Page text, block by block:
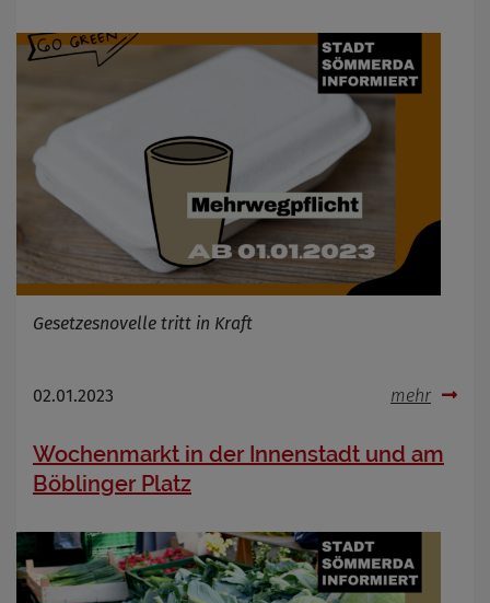
Gesetzesnovelle tritt in Kraft
02.01.2023 mehr
Wochenmarkt in der Innenstadt und am
Böblinger Platz